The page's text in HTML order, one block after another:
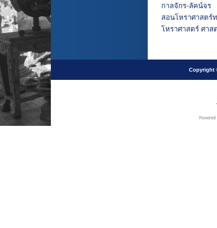
กาลจักร-ลัคน์จร
สอนโหราศาสตร์
โหราศาสตร์ ศาส
Copyright